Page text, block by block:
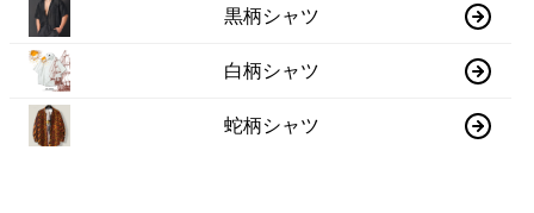
黒柄シャツ
白柄シャツ
蛇柄シャツ